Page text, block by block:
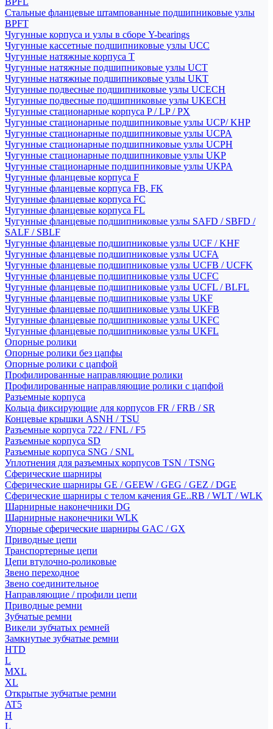
Стальные фланцевые штампованные подшипниковые узлы
BPFT
Чугунные корпуса и узлы в сборе Y-bearings
Чугунные кассетные подшипниковые узлы UCC
Чугунные натяжные корпуса T
Чугунные натяжные подшипниковые узлы UCT
Чугунные натяжные подшипниковые узлы UKT
Чугунные подвесные подшипниковые узлы UCECH
Чугунные подвесные подшипниковые узлы UKECH
Чугунные стационарные корпуса P / LP / PX
Чугунные стационарные подшипниковые узлы UCP/ KHP
Чугунные стационарные подшипниковые узлы UCPA
Чугунные стационарные подшипниковые узлы UCPH
Чугунные стационарные подшипниковые узлы UKP
Чугунные стационарные подшипниковые узлы UKPA
Чугунные фланцевые корпуса F
Чугунные фланцевые корпуса FB, FK
Чугунные фланцевые корпуса FC
Чугунные фланцевые корпуса FL
Чугунные фланцевые подшипниковые узлы SAFD / SBFD /
SALF / SBLF
Чугунные фланцевые подшипниковые узлы UCF / KHF
Чугунные фланцевые подшипниковые узлы UCFA
Чугунные фланцевые подшипниковые узлы UCFB / UCFK
Чугунные фланцевые подшипниковые узлы UCFC
Чугунные фланцевые подшипниковые узлы UCFL / BLFL
Чугунные фланцевые подшипниковые узлы UKF
Чугунные фланцевые подшипниковые узлы UKFB
Чугунные фланцевые подшипниковые узлы UKFC
Чугунные фланцевые подшипниковые узлы UKFL
Опорные ролики
Опорные ролики без цапфы
Опорные ролики с цапфой
Профилированные направляющие ролики
Профилированные направляющие ролики с цапфой
Разъемные корпуса
Кольца фиксирующие для корпусов FR / FRB / SR
Концевые крышки ASNH / TSU
Разъемные корпуса 722 / FNL / F5
Разъемные корпуса SD
Разъемные корпуса SNG / SNL
Уплотнения для разъемных корпусов TSN / TSNG
Сферические шарниры
Сферические шарниры GE / GEEW / GEG / GEZ / DGE
Сферические шарниры с телом качения GE..RB / WLT / WLK
Шарнирные наконечники DG
Шарнирные наконечники WLK
Упорные сферические шарниры GAC / GX
Приводные цепи
Транспортерные цепи
Цепи втулочно-роликовые
Звено переходное
Звено соединительное
Направляющие / профили цепи
Приводные ремни
Зубчатые ремни
Викели зубчатых ремней
Замкнутые зубчатые ремни
HTD
L
MXL
XL
Открытые зубчатые ремни
AT5
H
L